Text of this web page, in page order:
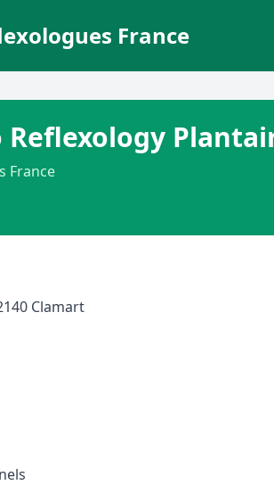
France
Reflexology
France
Clamart